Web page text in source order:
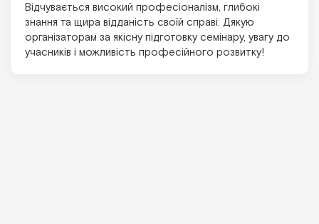
Відчувається високий професіоналізм, глибокі
знання та щира відданість своїй справі. Дякую
організаторам за якісну підготовку семінару, увагу до
учасників і можливість професійного розвитку!